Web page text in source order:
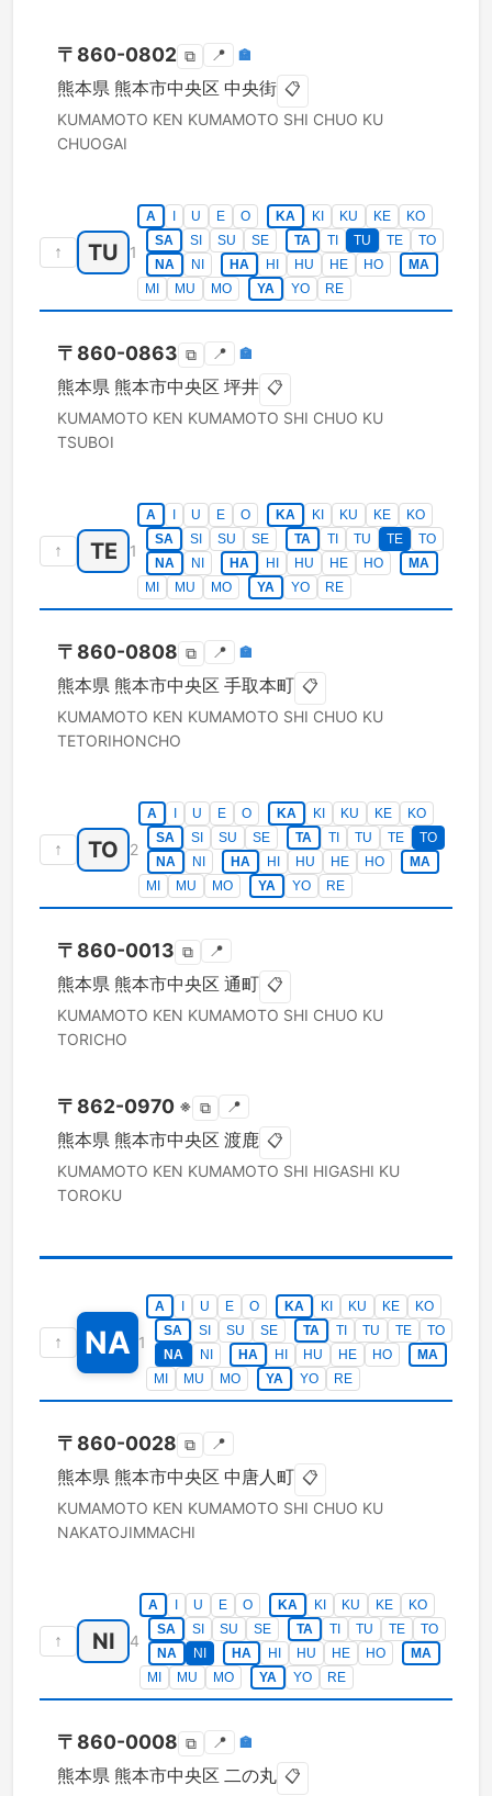
〒 860-0802 ⧉ 📍 🏣
熊本県 熊本市中央区 中央街 📋
KUMAMOTO KEN KUMAMOTO SHI CHUO KU
CHUOGAI
↑ TU 1
A U E O KA KI KU KE
KO
SA
SI SU SE TA TI TU TE
TO
NA
NI HA HI HU HE HO
MA
MI
MU MO YA YO RE
〒 860-0863 ⧉ 📍 🏣
熊本県 熊本市中央区 坪井 📋
KUMAMOTO KEN KUMAMOTO SHI CHUO KU
TSUBOI
↑ TE 1
A U E O KA KI KU KE
KO
SA
SI SU SE TA TI TU TE
TO
NA
NI HA HI HU HE HO
MA
MI
MU MO YA YO RE
〒 860-0808 ⧉ 📍 🏣
熊本県 熊本市中央区 手取本町 📋
KUMAMOTO KEN KUMAMOTO SHI CHUO KU
TETORIHONCHO
↑ TO 2
A U E O KA KI KU KE
KO
SA
SI SU SE TA TI TU TE
TO
NA
NI HA HI HU HE HO
MA
MI
MU MO YA YO RE
〒 860-0013 ⧉ 📍
熊本県 熊本市中央区 通町 📋
KUMAMOTO KEN KUMAMOTO SHI CHUO KU
TORICHO
〒 862-0970 ※ ⧉ 📍
熊本県 熊本市中央区 渡鹿 📋
KUMAMOTO KEN KUMAMOTO SHI HIGASHI KU
TOROKU
↑ NA 1
A U E O KA KI KU KE
KO
SA
SI SU SE TA TI TU TE
TO
NA
NI HA HI HU HE HO
MA
MI
MU MO YA YO RE
〒 860-0028 ⧉ 📍
熊本県 熊本市中央区 中唐人町 📋
KUMAMOTO KEN KUMAMOTO SHI CHUO KU
NAKATOJIMMACHI
↑ NI 4
A U E O KA KI KU KE
KO
SA
SI SU SE TA TI TU TE
TO
NA
NI HA HI HU HE HO
MA
MI
MU MO YA YO RE
〒 860-0008 ⧉ 📍 🏣
熊本県 熊本市中央区 二の丸 📋